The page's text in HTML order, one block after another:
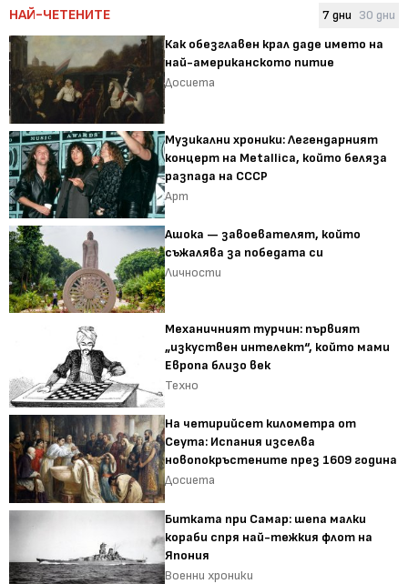
НАЙ-ЧЕТЕНИТЕ 7 дни 30 дни
Как обезглавен крал даде името на
най-американското питие
Досиета
Музикални хроники: Легендарният
концерт на Metallica, който беляза
разпада на СССР
Арт
Ашока — завоевателят, който
съжалява за победата си
Личности
Механичният турчин: първият
„изкуствен интелект“, който мами
Европа близо век
Техно
На четирийсет километра от
Сеута: Испания изселва
новопокръстените през 1609 година
Досиета
Битката при Самар: шепа малки
кораби спря най-тежкия флот на
Япония
Военни хроники